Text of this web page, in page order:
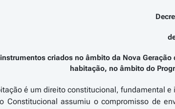
criados no âmbito da Nova
habitação, no âmbito do
é um direito constitucional, fundamental
Constitucional assumiu o compromisso de